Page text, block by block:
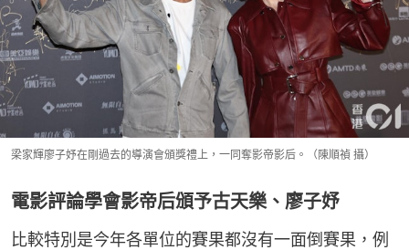
梁家輝廖子妤在剛過去的導演會頒獎禮上，一同奪影帝影后。（陳順禎 攝）
電影評論學會影帝后頒予古天樂、廖子妤
比較特別是今年各單位的賽果都沒有一面倒賽果，例